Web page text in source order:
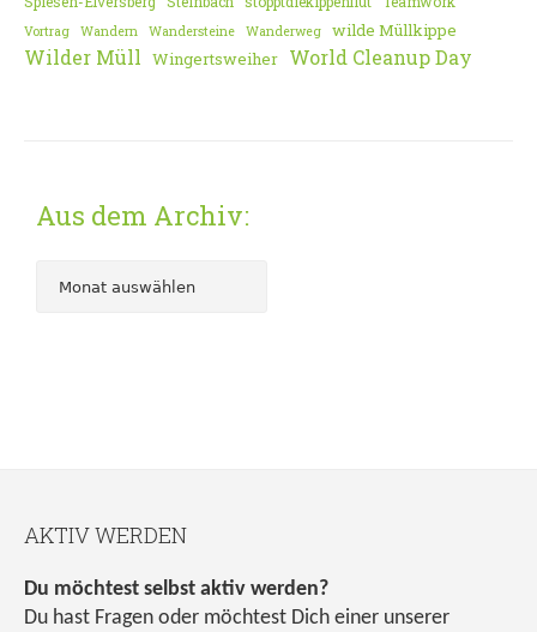
Vortrag Wandern Wandersteine Wanderweg wilde Müllkippe
Wilder Müll Wingertsweiher World Cleanup Day
Aus dem Archiv:
AKTIV WERDEN
Du möchtest selbst aktiv werden?
Du hast Fragen oder möchtest Dich einer unserer